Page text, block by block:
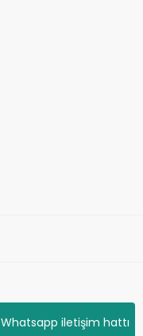
Whatsapp iletişim hattı